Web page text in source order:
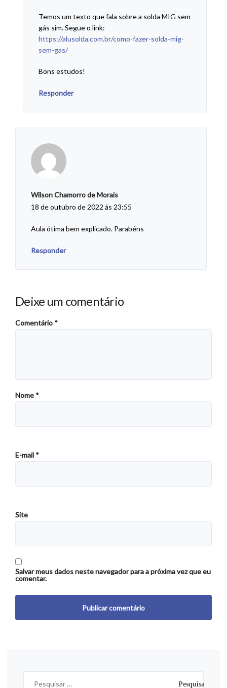
Temos um texto que fala sobre a solda MIG sem
gás sim. Segue o link:
https://alusolda.com.br/como-fazer-solda-mig-
sem-gas/
Bons estudos!
Responder
Wilson Chamorro de Morais
18 de outubro de 2022 às 23:55
Aula ótima bem explicado. Parabéns
Responder
Deixe um comentário
Comentário *
Nome *
E-mail *
Site
Salvar meus dados neste navegador para a próxima vez que eu
comentar.